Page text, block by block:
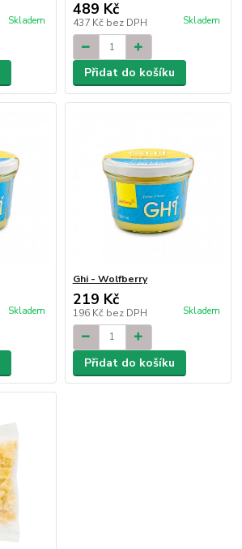
Skladem
489 Kč
437 Kč bez DPH Skladem
Přidat do košíku
Skladem
Ghi - Wolfberry
219 Kč
196 Kč bez DPH Skladem
Přidat do košíku